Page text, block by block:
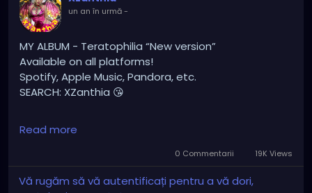
un an în urmă-
MY ALBUM - Teratophilia “New version”
Available on all platforms!
Spotify, Apple Music, Pandora, etc.
SEARCH: XZanthia 😘
⚠️ Please add
INSTAGRAM.com/xzanthia.official.profile
TikTok.com/@xzanthia.music
Read more
0 Commentarii 19K Views
Vă rugăm să vă autentificați pentru a vă dori,